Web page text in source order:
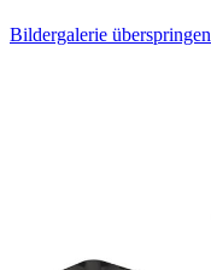
Bildergalerie überspringen